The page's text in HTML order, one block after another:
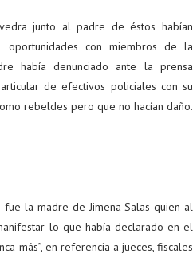
junto al padre de éstos habían
con miembros de la
había denunciado ante la prensa
de efectivos policiales con su
rebeldes pero que no hacían daño.
la madre de Jimena Salas quien al
lo que había declarado en el
más”, en referencia a jueces, fiscales